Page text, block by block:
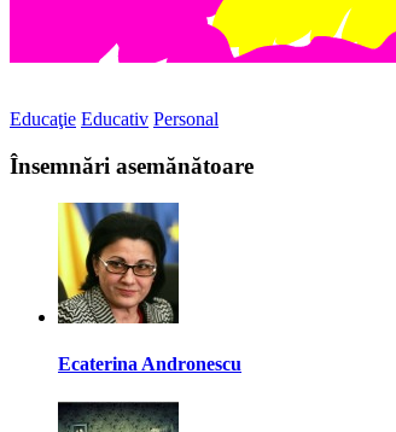
Educaţie Educativ Personal
Însemnări asemănătoare
Ecaterina Andronescu